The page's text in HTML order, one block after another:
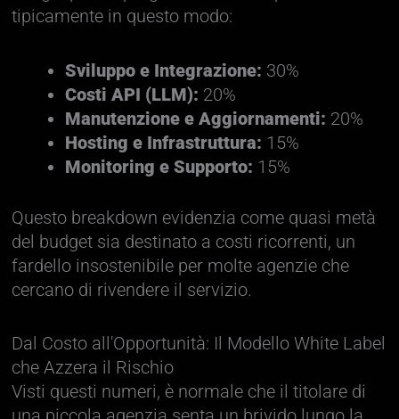
tipicamente in questo modo:
Sviluppo e Integrazione: 30%
Costi API (LLM): 20%
Manutenzione e Aggiornamenti: 20%
Hosting e Infrastruttura: 15%
Monitoring e Supporto: 15%
Questo breakdown evidenzia come quasi metà
del budget sia destinato a costi ricorrenti, un
fardello insostenibile per molte agenzie che
cercano di rivendere il servizio.
Dal Costo all'Opportunità: Il Modello White Label
che Azzera il Rischio
Visti questi numeri, è normale che il titolare di